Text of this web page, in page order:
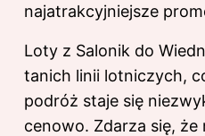
najatrakcyjniejsze
Loty z Salonik do
tanich linii lotniczych,
podróż staje się
cenowo. Zdarza się, że